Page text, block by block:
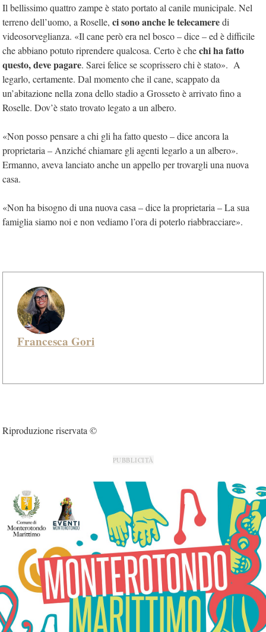
Il bellissimo quattro zampe è stato portato al canile municipale. Nel
terreno dell’uomo, a Roselle, ci sono anche le telecameredi
videosorveglianza. «Il cane però era nel bosco – dice – ed è difficile
che abbiano potuto riprendere qualcosa. Certo è chechi ha fatto
questo, deve pagare. Sarei felice se scoprissero chi è stato». A
legarlo, certamente. Dal momento che il cane, scappato da
un’abitazione nella zona dello stadio a Grosseto è arrivato fino a
Roselle. Dov’è stato trovato legato a un albero.
«Non posso pensare a chi gli ha fatto questo – dice ancora la
proprietaria – Anziché chiamare gli agenti legarlo a un albero».
Ermanno, aveva lanciato anche un appello per trovargli una nuova
casa.
«Non ha bisogno di una nuova casa – dice la proprietaria – La sua
famiglia siamo noi e non vediamo l’ora di poterlo riabbracciare».
Francesca Gori
Riproduzione riservata ©
PUBBLICITÀ